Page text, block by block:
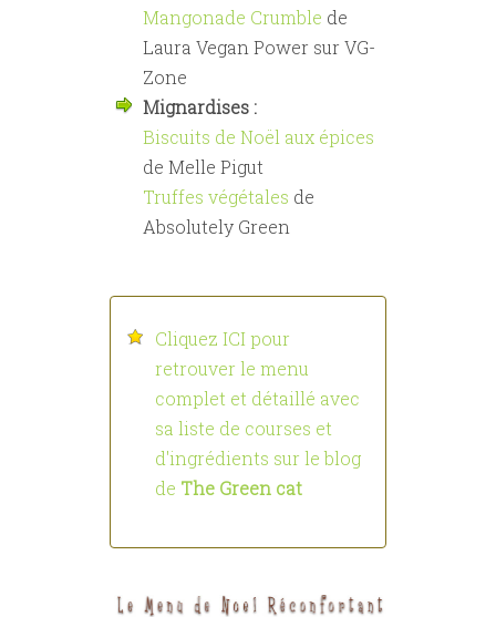
Mangonade Crumble de
Laura Vegan Power sur VG-
Zone
Mignardises :
Biscuits de Noël aux épices
de Melle Pigut
Truffes végétales de
Absolutely Green
Cliquez ICI pour
retrouver le menu
complet et détaillé avec
sa liste de courses et
d'ingrédients sur le blog
de The Green cat